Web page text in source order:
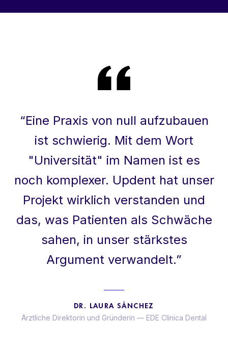
“Eine Praxis von null aufzubauen
ist schwierig. Mit dem Wort
"Universität" im Namen ist es
noch komplexer. Updent hat unser
Projekt wirklich verstanden und
das, was Patienten als Schwäche
sahen, in unser stärkstes
Argument verwandelt.”
DR. LAURA SÁNCHEZ
Ärztliche Direktorin und Gründerin — EDE Clínica Dental